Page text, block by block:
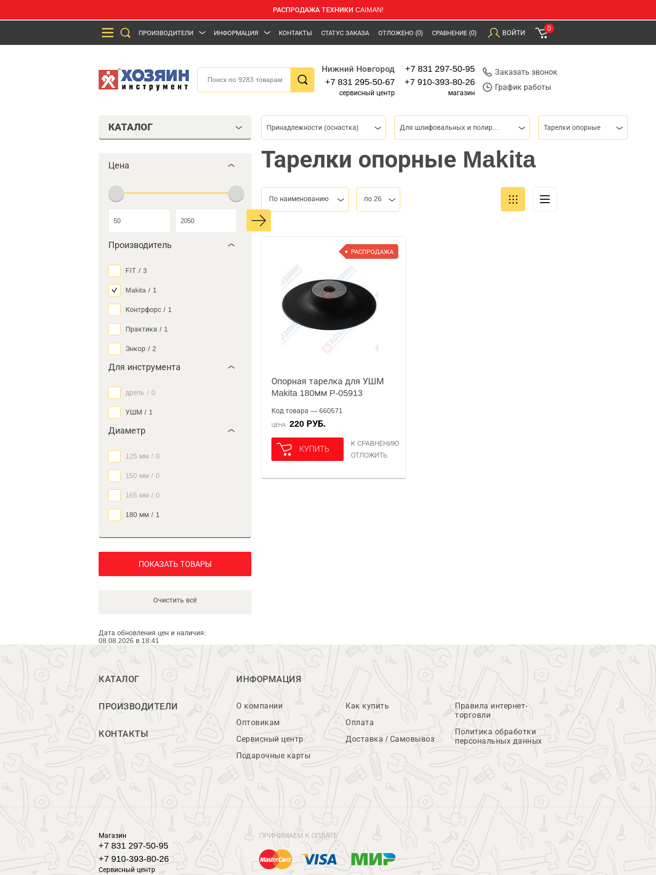
РАСПРОДАЖА ТЕХНИКИ CAIMAN!
ПРОИЗВОДИТЕЛИ ИНФОРМАЦИЯ КОНТАКТЫ СТАТУС ЗАКАЗА ОТЛОЖЕНО (0) СРАВНЕНИЕ (0) ВОЙТИ
0
Нижний Новгород
+7 831 295-50-67
сервисный центр
+7 831 297-50-95
+7 910-393-80-26
магазин
Заказать звонок
График работы
КАТАЛОГ
Цена
Производитель
FIT / 3
Makita / 1
Контрфорс / 1
Практика / 1
Энкор / 2
Для инструмента
дрель / 0
УШМ / 1
Диаметр
125 мм / 0
150 мм / 0
165 мм / 0
180 мм / 1
ПОКАЗАТЬ ТОВАРЫ
Очистить всё
Дата обновления цен и наличия:
08.08.2026 в 18:41
Принадлежности (оснастка) Тарелки опорные
Тарелки опорные Makita
По наименованию по 26
РАСПРОДАЖА
Опорная тарелка для УШМ
Makita 180мм P-05913
Код товара — 660571
ЦЕНА 220 РУБ.
КУПИТЬ
К СРАВНЕНИЮ
ОТЛОЖИТЬ
КАТАЛОГ
ПРОИЗВОДИТЕЛИ
КОНТАКТЫ
ИНФОРМАЦИЯ
О компании
Оптовикам
Сервисный центр
Подарочные карты
Как купить
Оплата
Доставка / Самовывоз
Правила интернет-
торговли
Политика обработки
персональных данных
Магазин
+7 831 297-50-95
+7 910-393-80-26
Сервисный центр
ПРИНИМАЕМ К ОПЛАТЕ